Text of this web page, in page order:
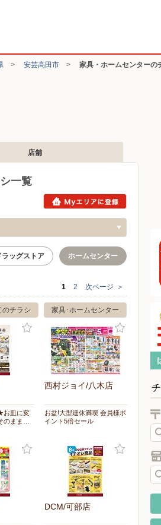
> 安芸高田市 > 家具・ホームセンターの
店舗
一覧
ラッグストア ホームセンター
1 2 次ページ ＞
家具･ホームセンター
のチラシ
お皿に変
のまま…
西村ジョイ/八木店
お盆!大型連休満喫 会員様ポ
イント5倍セール
DCM/可部店